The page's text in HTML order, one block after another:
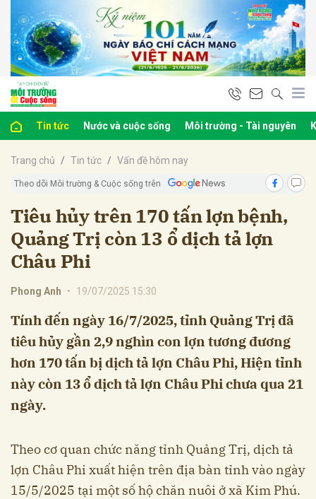
Tin tức Nước và cuộc sống Môi trường - Tài nguyên
Trang chủ Tin tức Vấn đề hôm nay
Theo dõi Môi trường & Cuộc sống trên
Tiêu hủy trên 170 tấn lợn bệnh,
Quảng Trị còn 13 ổ dịch tả lợn
Châu Phi
Phong Anh • 19/07/2025 15:30
Tính đến ngày 16/7/2025, tỉnh Quảng Trị đã
tiêu hủy gần 2,9 nghìn con lợn tương đương
hơn 170 tấn bị dịch tả lợn Châu Phi, Hiện tỉnh
này còn 13 ổ dịch tả lợn Châu Phi chưa qua 21
ngày.
Theo cơ quan chức năng tỉnh Quảng Trị, dịch tả
lợn Châu Phi xuất hiện trên địa bàn tỉnh vào ngày
15/5/2025 tại một số hộ chăn nuôi ở xã Kim Phú.
luận
Hủy